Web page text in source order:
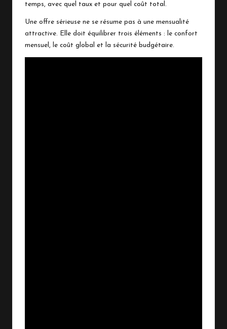
temps, avec quel taux et pour quel coût total.
Une offre sérieuse ne se résume pas à une mensualité
attractive. Elle doit équilibrer trois éléments : le confort
mensuel, le coût global et la sécurité budgétaire.